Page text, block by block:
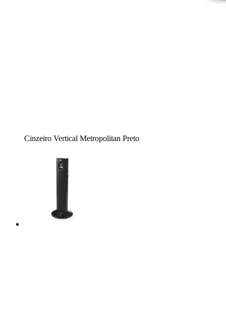
Cinzeiro Vertical Metropolitan Preto